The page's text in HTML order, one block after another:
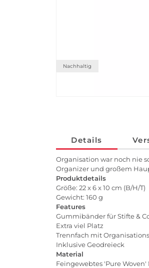
Nachhaltig
Details
Organisation war noch nie
Organizer und großem
Produktdetails
Größe: 22 x 6 x 10 cm (B/H/T)
Gewicht: 160 g
Features
Gummibänder für Stifte &
Extra viel Platz
Trennfach mit
Inklusive Geodreieck
Material
Feingewebtes 'Pure Woven'